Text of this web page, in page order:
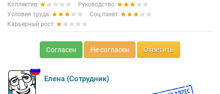
Коллектив:
Руководство:
Условия труда:
Соц.пакет:
Карьерный рост:
Согласен Не согласен Ответить
Елена (Сотрудник)